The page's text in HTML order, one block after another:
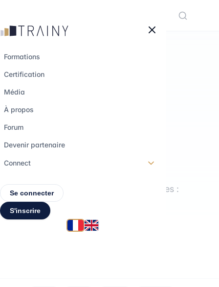
Formations
Certification
Média
À propos
Forum
Devenir partenaire
Connect
Se connecter
S'inscrire
Comprendre les
Explorer les
parcours.
Interviews, formations, décryptages :
tout pour construire ton projet
professionnel.